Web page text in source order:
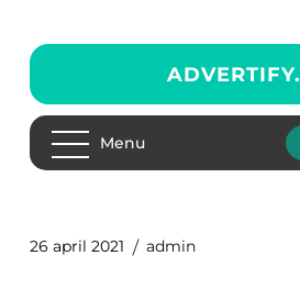
ADVERTIFY.
Menu
26 april 2021 admin